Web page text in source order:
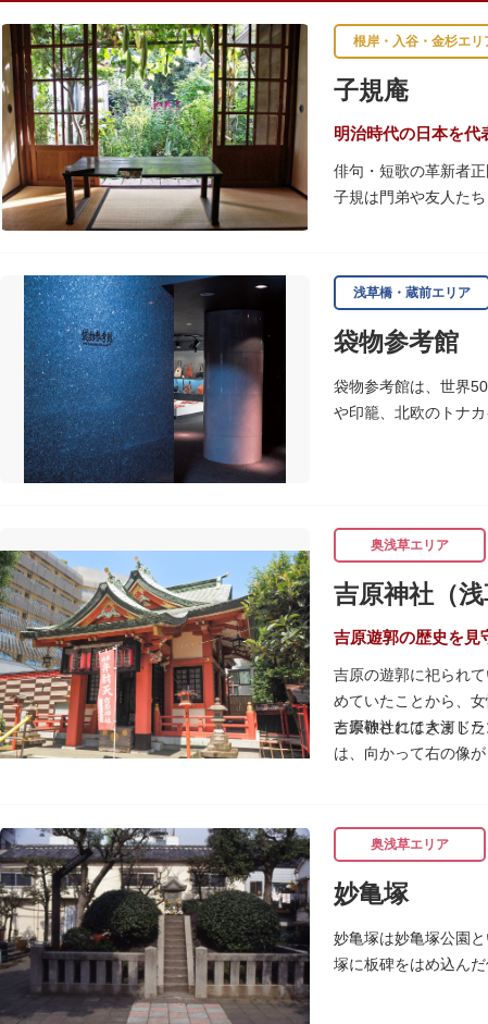
根岸・入谷・金杉エリ
子規庵
明治時代の日本を
俳句・短歌の革新者
子規は門弟や友人た
1945（昭和20）年の
感できる魅力的な空間
子規が病室兼書斎に
のボランティア団体
浅草橋・蔵前エリア
袋物参考館
袋物参考館は、世界
や印籠、北欧のトナ
奥浅草エリア
吉原神社（浅
吉原遊郭の歴史を見
吉原の遊郭に祀られ
めていたことから、
と崇敬されてきました
春になると逢初桜（
吉原弁財天は浅草名
吉原神社には大河ド
は、向かって右の像
奥浅草エリア
妙亀塚
妙亀塚は妙亀塚公園
塚に板碑をはめ込ん